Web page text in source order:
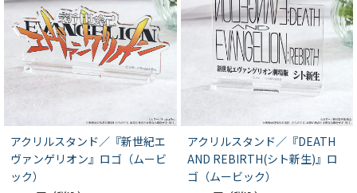
アクリルスタンド／『新世紀エ
ヴァンゲリオン』ロゴ（ムービ
ック）
アクリルスタンド／『DEATH
AND REBIRTH(シト新生)』ロ
ゴ（ムービック）